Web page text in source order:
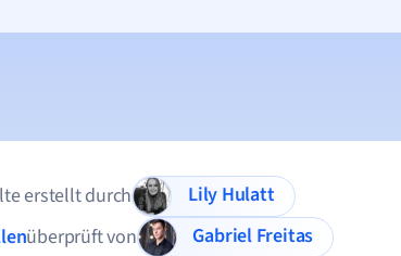
erstellt durch
Lily Hulatt
überprüft von
Gabriel Freitas